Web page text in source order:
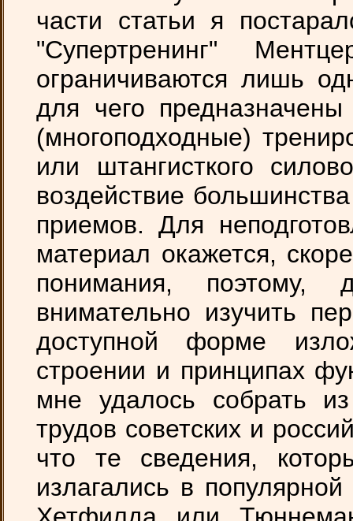
части статьи я
"Супертренинг"
ограничиваются лишь
для чего
(многоподходные)
или штангисткого
воздействие
приемов. Для
материал окажется,
понимания,
внимательно изучить
доступной форме
строении и принципах
мне удалось собрать
трудов советских и
что те сведения,
излагались в